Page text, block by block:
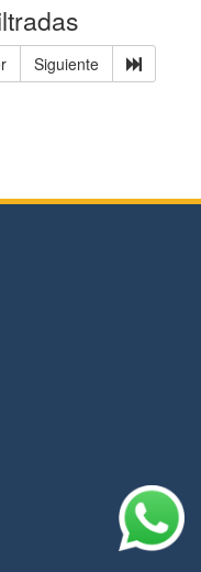
Siguiente